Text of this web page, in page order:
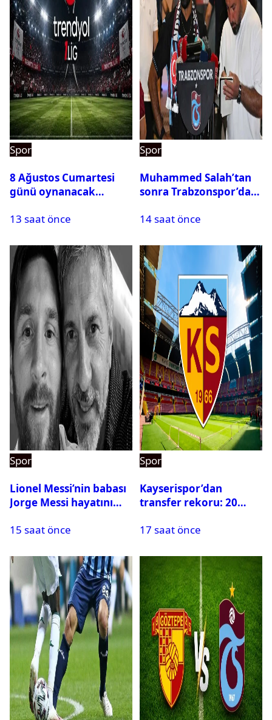
Spor
8 Ağustos Cumartesi
günü oynanacak
13 saat önce
Spor
Muhammed Salah’tan
sonra Trabzonspor’dan
14 saat önce
Spor
Lionel Messi’nin babası
Jorge Messi hayatını
15 saat önce
Spor
Kayserispor’dan
transfer rekoru: 20
17 saat önce